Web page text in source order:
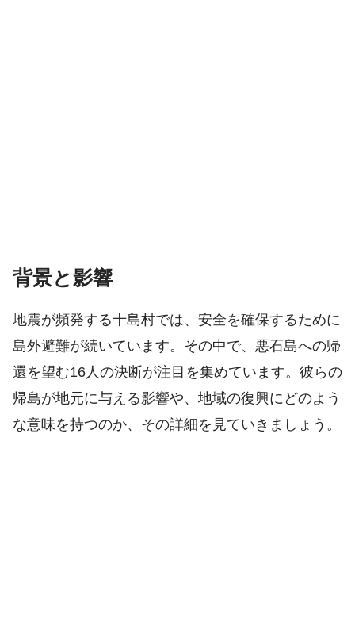
背景と影響
地震が頻発する十島村では、安全を確保するために
島外避難が続いています。その中で、悪石島への帰
還を望む16人の決断が注目を集めています。彼らの
帰島が地元に与える影響や、地域の復興にどのよう
な意味を持つのか、その詳細を見ていきましょう。